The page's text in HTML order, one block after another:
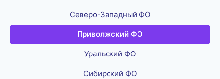
Северо-Западный ФО
Приволжский ФО
Уральский ФО
Сибирский ФО